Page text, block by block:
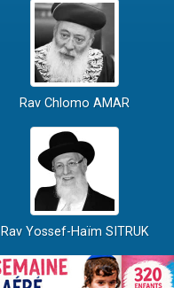
Rav Chlomo AMAR
Rav Yossef-Haïm SITRUK